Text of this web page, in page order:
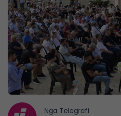
Nga Telegrafi